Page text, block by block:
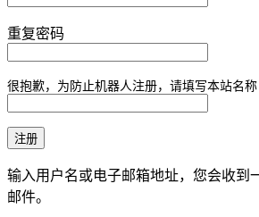
重复密码
很抱歉，为防止机器人注册，请填写本站名称
输入用户名或电子邮箱地址，您会收到
邮件。